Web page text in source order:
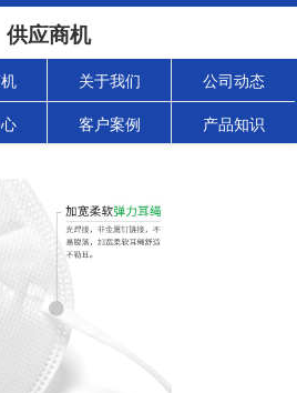
供应商机
关于我们 公司动态
客户案例 产品知识